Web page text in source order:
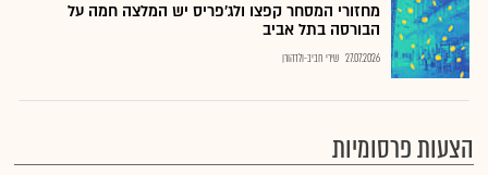
מחזורי המסחר קפצו ולג'פריס יש המלצה חמה על
הבורסה בתל אביב
27.07.2026 שירי חביב-ולדהורן
הצעות פרסומיות